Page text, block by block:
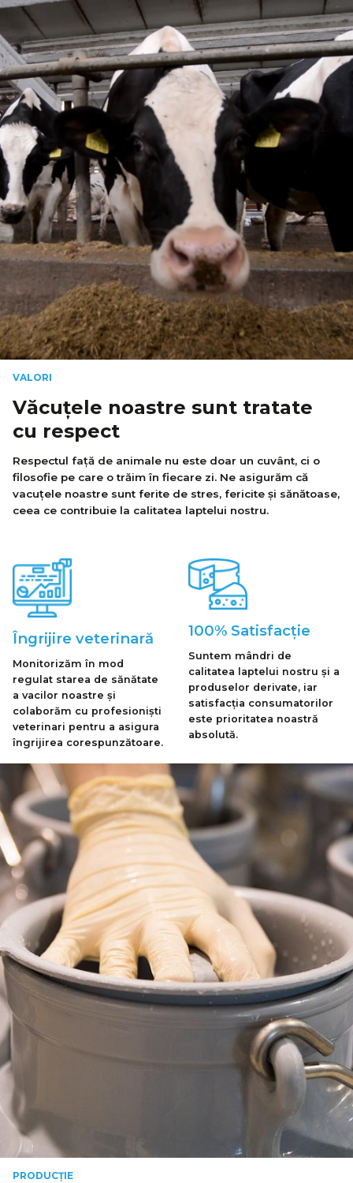
VALORI
Văcuțele noastre sunt tratate
cu respect
Respectul față de animale nu este doar un cuvânt, ci o
filosofie pe care o trăim în fiecare zi. Ne asigurăm că
vacuțele noastre sunt ferite de stres, fericite și sănătoase,
ceea ce contribuie la calitatea laptelui nostru.
Îngrijire veterinară
Monitorizăm în mod
regulat starea de sănătate
a vacilor noastre și
colaborăm cu profesioniști
veterinari pentru a asigura
îngrijirea corespunzătoare.
100% Satisfacție
Suntem mândri de
calitatea laptelui nostru și a
produselor derivate, iar
satisfacția consumatorilor
este prioritatea noastră
absolută.
PRODUCȚIE